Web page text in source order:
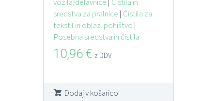
sredstva za pralnice | Čistila za
tekstil in oblaz. pohištvo |
Posebna sredstva in čistila
10,96 € z DDV
Dodaj v košarico